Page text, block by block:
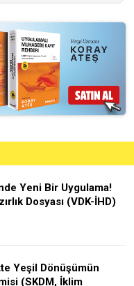
Yeni Bir Uygulama!
Dosyası (VDK-İHD)
Yeşil Dönüşümün
(SKDM, İklim